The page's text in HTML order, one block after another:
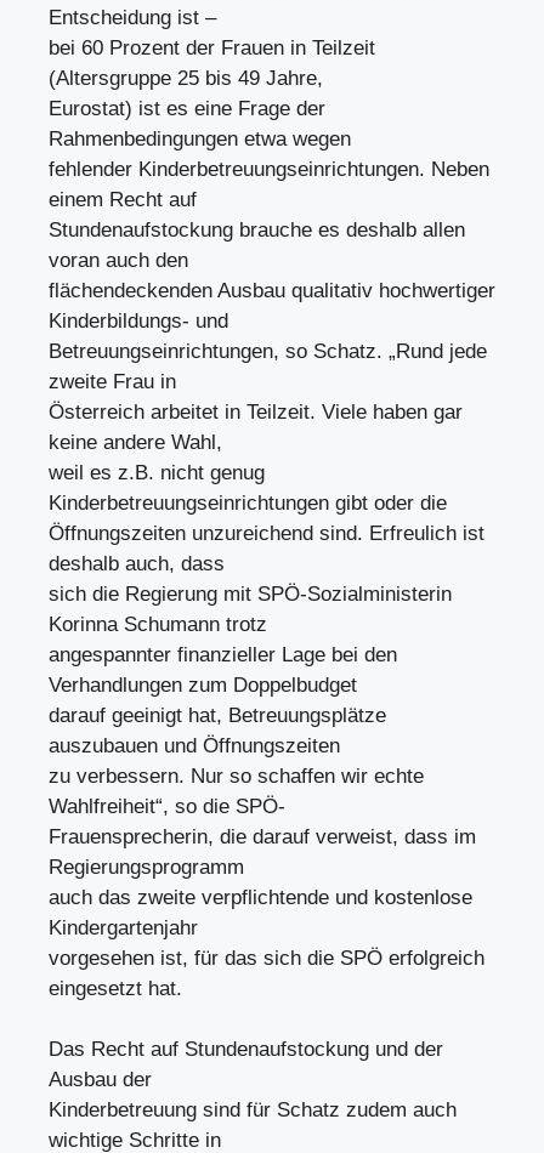
Entscheidung ist –
bei 60 Prozent der Frauen in Teilzeit
(Altersgruppe 25 bis 49 Jahre,
Eurostat) ist es eine Frage der
Rahmenbedingungen etwa wegen
fehlender Kinderbetreuungseinrichtungen. Neben
einem Recht auf
Stundenaufstockung brauche es deshalb allen
voran auch den
flächendeckenden Ausbau qualitativ hochwertiger
Kinderbildungs- und
Betreuungseinrichtungen, so Schatz. „Rund jede
zweite Frau in
Österreich arbeitet in Teilzeit. Viele haben gar
keine andere Wahl,
weil es z.B. nicht genug
Kinderbetreuungseinrichtungen gibt oder die
Öffnungszeiten unzureichend sind. Erfreulich ist
deshalb auch, dass
sich die Regierung mit SPÖ-Sozialministerin
Korinna Schumann trotz
angespannter finanzieller Lage bei den
Verhandlungen zum Doppelbudget
darauf geeinigt hat, Betreuungsplätze
auszubauen und Öffnungszeiten
zu verbessern. Nur so schaffen wir echte
Wahlfreiheit“, so die SPÖ-
Frauensprecherin, die darauf verweist, dass im
Regierungsprogramm
auch das zweite verpflichtende und kostenlose
Kindergartenjahr
vorgesehen ist, für das sich die SPÖ erfolgreich
eingesetzt hat.
Das Recht auf Stundenaufstockung und der
Ausbau der
Kinderbetreuung sind für Schatz zudem auch
wichtige Schritte in